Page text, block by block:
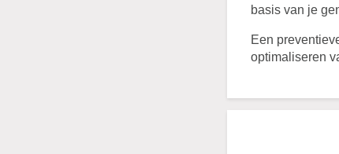
basis van je
Een
optimaliseren